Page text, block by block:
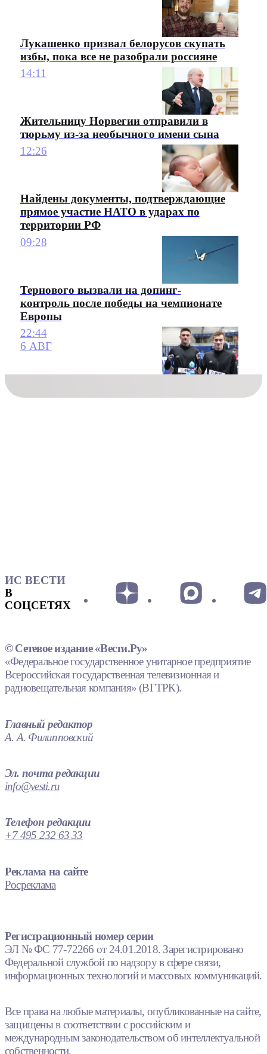
Лукашенко призвал белорусов скупать
избы, пока все не разобрали россияне
14:11
Жительницу Норвегии отправили в
тюрьму из-за необычного имени сына
12:26
Найдены документы, подтверждающие
прямое участие НАТО в ударах по
территории РФ
09:28
Тернового вызвали на допинг-
контроль после победы на чемпионате
Европы
22:44
6 АВГ
ИС ВЕСТИ
В
СОЦСЕТЯХ
© Сетевое издание «Вести.Ру»
«Федеральное государственное унитарное предприятие
Всероссийская государственная телевизионная и
радиовещательная компания» (ВГТРК).
Главный редактор
А. А. Филипповский
Эл. почта редакции
info@vesti.ru
Телефон редакции
+7 495 232 63 33
Реклама на сайте
Росреклама
Регистрационный номер серии
ЭЛ № ФС 77-72266 от 24.01.2018. Зарегистрировано
Федеральной службой по надзору в сфере связи,
информационных технологий и массовых коммуникаций.
Все права на любые материалы, опубликованные на сайте,
защищены в соответствии с российским и
международным законодательством об интеллектуальной
собственности.